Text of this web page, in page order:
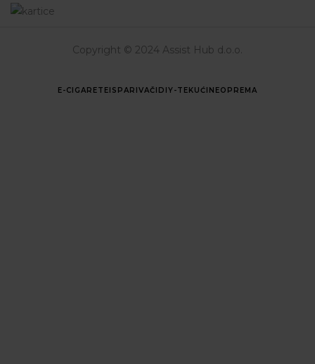
Copyright © 2024 Assist Hub d.o.o.
E-CIGARETEISPARIVAČI DIY-TEKUĆINEOPREMA